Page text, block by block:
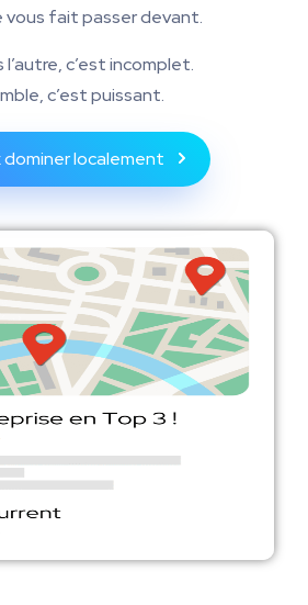
vous fait passer devant.
l’autre, c’est incomplet.
c’est puissant.
dominer localement